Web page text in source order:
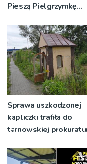
Pieszą Pielgrzymkę
Sprawa uszkodzonej
kapliczki trafiła do
tarnowskiej